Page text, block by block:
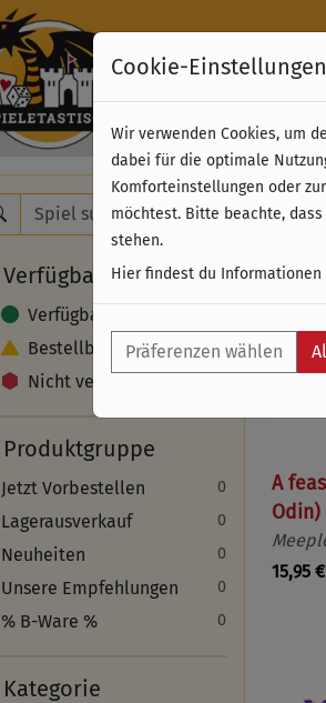
Kostenloser
Verfügbarkeit
Verfügbar
Bestellbar
Nicht verfügbar
Produktgruppe
Jetzt Vorbestellen 0
Lagerausverkauf 0
Neuheiten 0
Unsere Empfehlungen 0
% B-Ware % 0
Kategorie
Name
A
15,95 €
Cookie-Einstellungen
Wir verwenden Cookies, um
dabei für die optimale
Komforteinstellungen oder
möchtest. Bitte beachte,
stehen.
Hier findest du Informationen
Präferenzen wählen